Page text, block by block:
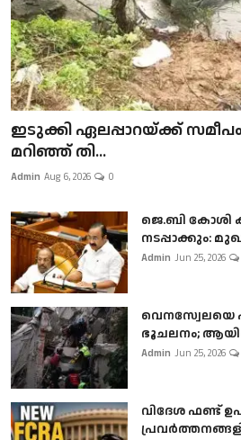
ഇടുക്കി ഏലപ്പാറയ്ക്ക്
മറിഞ്ഞ് തി...
Admin Aug 6, 2026 0
ജെ.ബി കോശി
നടപ്പാക്കും:
Admin Jun 25, 2026
വെനസ്വേലയെ
ഭൂചലനം;
Admin Jun 25, 2026
വിദേശ ഫണ്ട്